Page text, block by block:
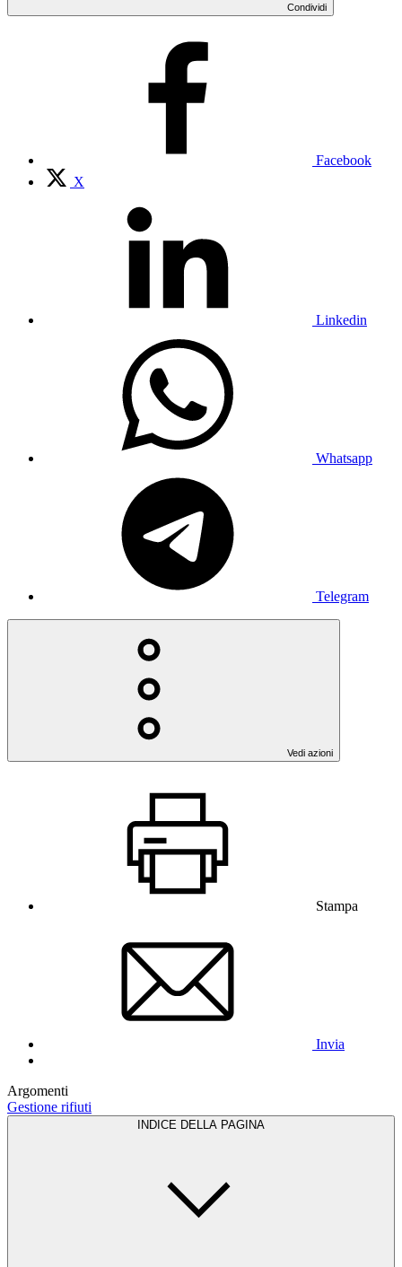
Condividi
Facebook
X
Linkedin
Whatsapp
Telegram
Vedi azioni
Stampa
Invia
Argomenti
Gestione rifiuti
INDICE DELLA PAGINA